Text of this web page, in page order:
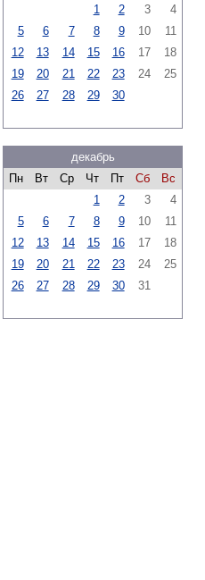
1
2 3
4
5
6 7 8 9 10
11
12
13 14 15 16 17
18
19
20 21 22 23 24
25
26
27 28 29 30
декабрь
Пн
Вт Ср Чт Пт Сб
Вс
1
2 3
4
5
6 7 8 9 10
11
12
13 14 15 16 17
18
19
20 21 22 23 24
25
26
27 28 29 30 31